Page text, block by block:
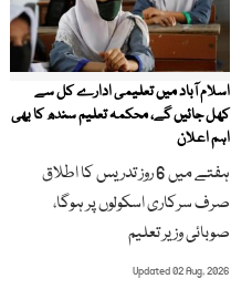
اسلام آباد میں تعلیمی ادارے کل سے
کھل جائیں گے، محکمہ تعلیم سندھ کا بھی
اہم اعلان
ہفتے میں 6 روز تدریس کا اطلاق
صرف سرکاری اسکولوں پر ہوگا،
صوبائی وزیر تعلیم
Updated 02 Aug, 2026